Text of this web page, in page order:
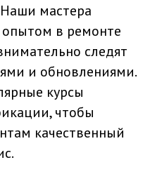
Наши мастера
в ремонте
следят
и обновлениями.
курсы
чтобы
качественный